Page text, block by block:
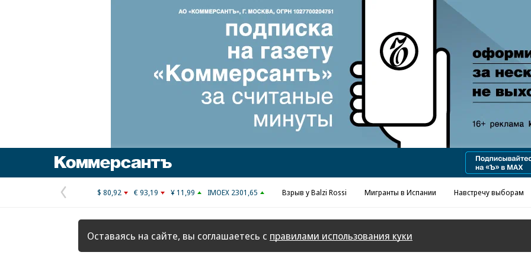
Реклама в «Ъ» www.kommersant.ru/ad
Предыдущая
страница
$ 80,92 € 93,19 ¥ 11,99 IMOEX 2301,65 Взрыв у Balzi Rossi Мигранты в Испании Навстречу выборам
Оставаясь на сайте, вы соглашаетесь с правилами использования куки